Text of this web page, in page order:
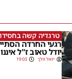
טרגדיה קשה
רגעי החרדה
יודל טאוב ז"ל איננו
יואל וולך 19:03